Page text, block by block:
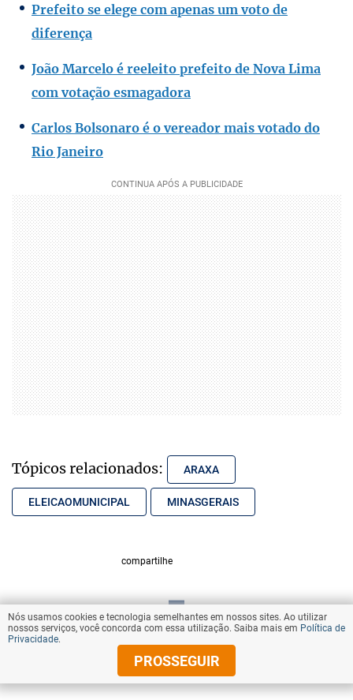
Prefeito se elege com apenas um voto de
diferença
João Marcelo é reeleito prefeito de Nova Lima
com votação esmagadora
Carlos Bolsonaro é o vereador mais votado do
Rio Janeiro
Tópicos relacionados: ARAXA
ELEICAOMUNICIPAL MINASGERAIS
compartilhe
VOLTAR AO TOPO
© Copyright 2025 Diários Associados
Nós usamos cookies e tecnologia semelhantes em nossos sites. Ao utilizar
nossos serviços, você concorda com essa utilização. Saiba mais em Política de
Privacidade.
PROSSEGUIR